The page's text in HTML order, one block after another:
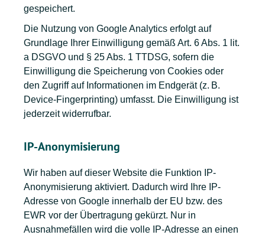
gespeichert.
Die Nutzung von Google Analytics erfolgt auf
Grundlage Ihrer Einwilligung gemäß Art. 6 Abs. 1 lit.
a DSGVO und § 25 Abs. 1 TTDSG, sofern die
Einwilligung die Speicherung von Cookies oder
den Zugriff auf Informationen im Endgerät (z. B.
Device-Fingerprinting) umfasst. Die Einwilligung ist
jederzeit widerrufbar.
IP-Anonymisierung
Wir haben auf dieser Website die Funktion
IP-
Anonymisierung aktiviert. Dadurch wird Ihre IP-
Adresse von Google innerhalb der EU bzw. des
EWR vor der Übertragung gekürzt. Nur in
Ausnahmefällen wird die volle IP-Adresse an einen